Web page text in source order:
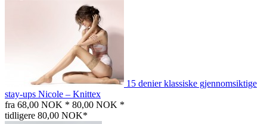
15 denier klassiske gjennomsiktige
stay-ups Nicole – Knittex
fra 68,00 NOK * 80,00 NOK *
tidligere 80,00 NOK*